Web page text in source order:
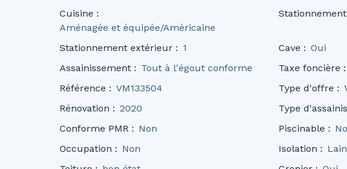
Cuisine :
Aménagée et équipée/Américaine
Stationnement extérieur : 1 Cave : Oui
Assainissement : Tout à l'égout conforme Taxe foncière :
Référence : VM133504 Type d'offre :
Rénovation : 2020 Type
Conforme PMR : Non Piscinable :
Occupation : Non Isolation :